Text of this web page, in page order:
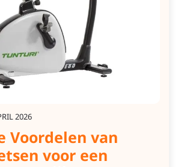
2026
Voordelen van
voor een